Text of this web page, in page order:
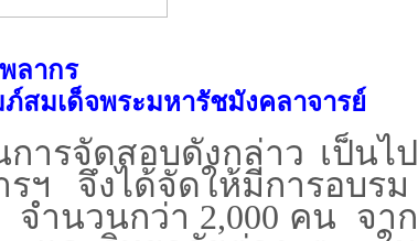
ลากร
สมเด็จพระมหารัชมังคลาจารย์
การจัดสอบดังกล่าว เป็นไป
ฯ จึงได้จัดให้มีการอบรม
ำนวนกว่า 2,000 คน จาก